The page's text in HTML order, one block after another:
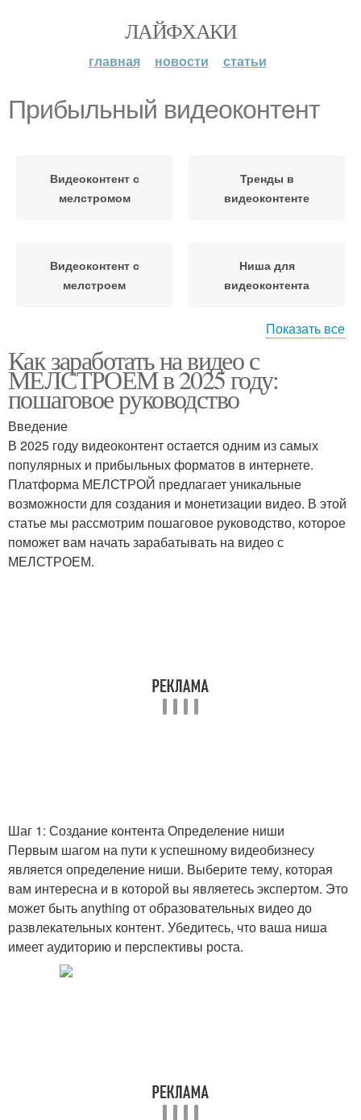
ЛАЙФХАКИ
главная новости статьи
Прибыльный видеоконтент
Видеоконтент с
мелстромом
Тренды в
видеоконтенте
Видеоконтент с
мелстроем
Ниша для
видеоконтента
Тенденции в
видеоконтенте
Показать все
Как заработать на видео с
МЕЛСТРОЕМ в 2025 году:
пошаговое руководство
Введение
В 2025 году видеоконтент остается одним из самых
популярных и прибыльных форматов в интернете.
Платформа МЕЛСТРОЙ предлагает уникальные
возможности для создания и монетизации видео. В этой
статье мы рассмотрим пошаговое руководство, которое
поможет вам начать зарабатывать на видео с
МЕЛСТРОЕМ.
Шаг 1: Создание контента Определение ниши
Первым шагом на пути к успешному видеобизнесу
является определение ниши. Выберите тему, которая
вам интересна и в которой вы являетесь экспертом. Это
может быть anything от образовательных видео до
развлекательных контент. Убедитесь, что ваша ниша
имеет аудиторию и перспективы роста.